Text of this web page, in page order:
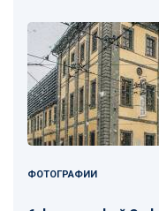
ФОТОГРАФИИ